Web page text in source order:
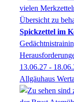
Spickzettel im
13.06.27 -
Allgäuhaus